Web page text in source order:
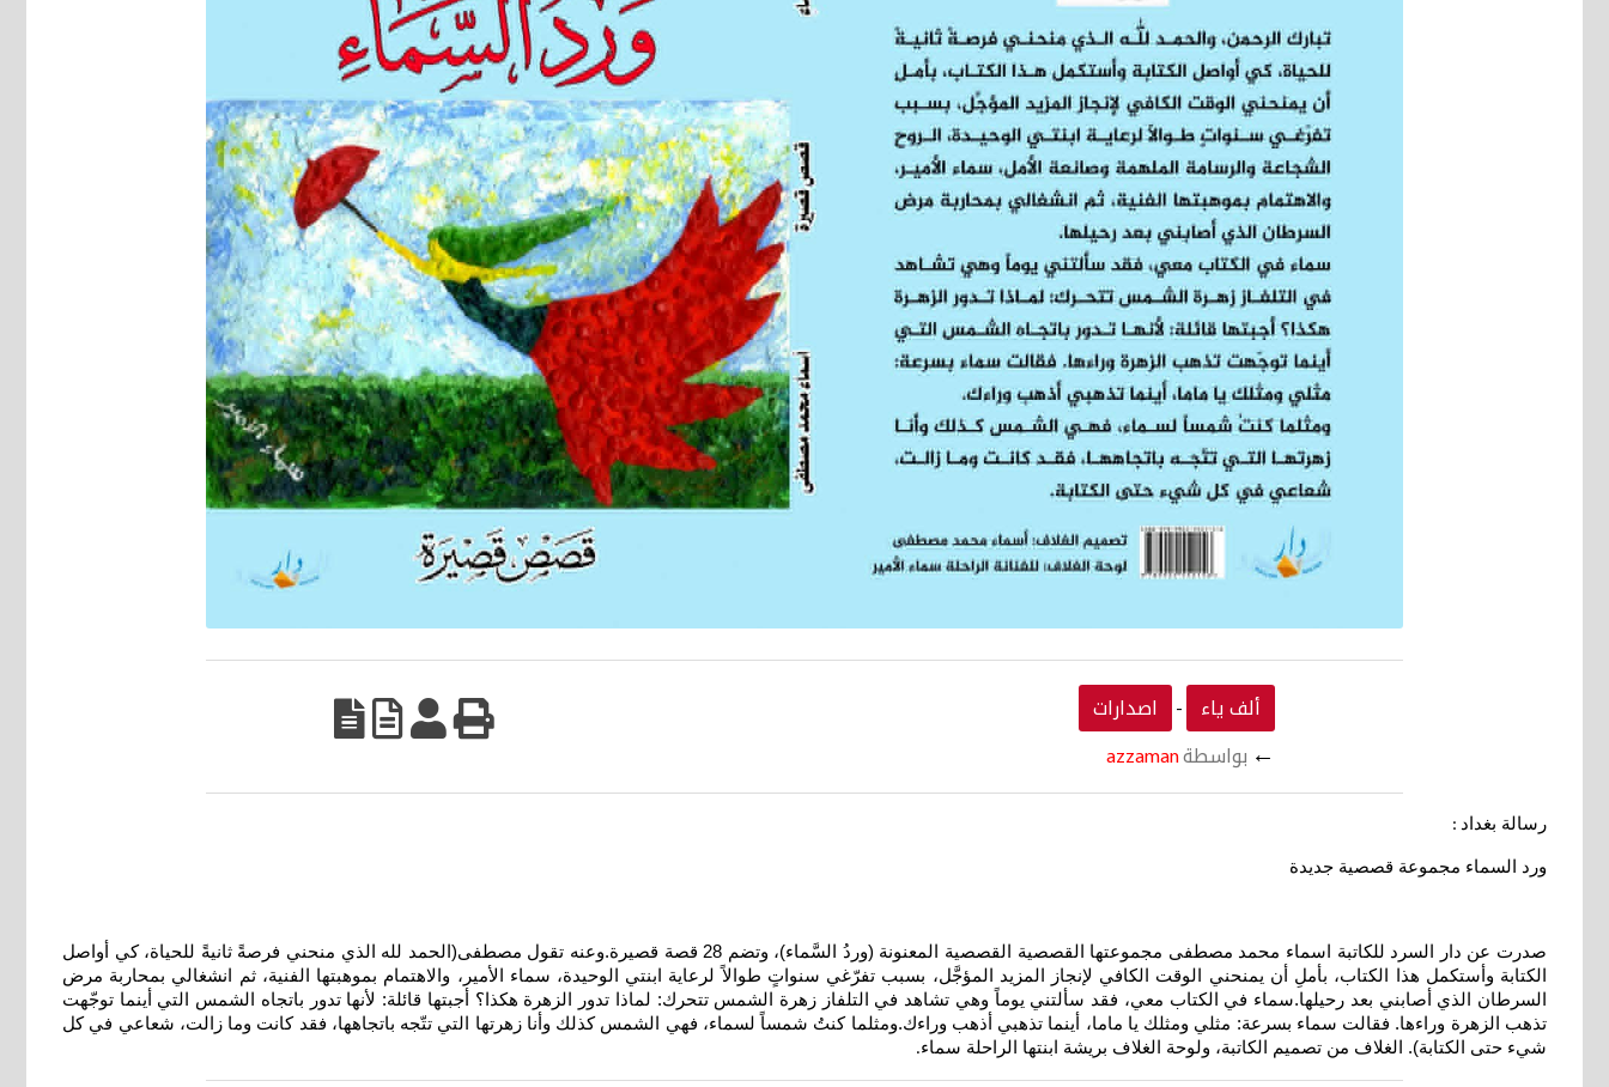
ألف ياء - اصدارات
← بواسطة azzaman
رسالة بغداد :
ورد السماء مجموعة قصصية جديدة
صدرت عن دار السرد للكاتبة اسماء محمد مصطفى مجموعتها القصصية القصصية المعنونة (وردُ السَّماء)، وتضم 28 قصة قصيرة.وعنه تقول مصطفى(الحمد لله الذي منحني فرصةً ثانيةً للحياة، كي أواصل
الكتابة وأستكمل هذا الكتاب، بأملِ أن يمنحني الوقت الكافي لإنجاز المزيد المؤجَّل، بسبب تفرّغي سنواتٍ طوالاً لرعاية ابنتي الوحيدة، سماء الأمير، والاهتمام بموهبتها الفنية، ثم انشغالي بمحاربة مرض
السرطان الذي أصابني بعد رحيلها.سماء في الكتاب معي، فقد سألتني يوماً وهي تشاهد في التلفاز زهرة الشمس تتحرك: لماذا تدور الزهرة هكذا؟ أجبتها قائلة: لأنها تدور باتجاه الشمس التي أينما توجّهت
تذهب الزهرة وراءها. فقالت سماء بسرعة: مثلي ومثلك يا ماما، أينما تذهبي أذهب وراءك.ومثلما كنتُ شمساً لسماء، فهي الشمس كذلك وأنا زهرتها التي تتّجه باتجاهها، فقد كانت وما زالت، شعاعي في كل
شيء حتى الكتابة). الغلاف من تصميم الكاتبة، ولوحة الغلاف بريشة ابنتها الراحلة سماء.